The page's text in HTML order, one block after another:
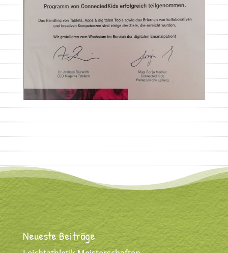
Neueste Beiträge